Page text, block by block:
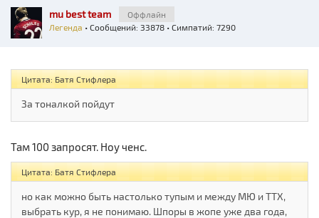
mu best team
Оффлайн
Легенда • Сообщений: 33878 • Симпатий: 7290
Цитата: Батя Стифлера
За тоналкой пойдут
Там 100 запросят. Ноу ченс.
Цитата: Батя Стифлера
но как можно быть настолько тупым и между МЮ и ТТХ,
выбрать кур, я не понимаю. Шпоры в жопе уже два года,